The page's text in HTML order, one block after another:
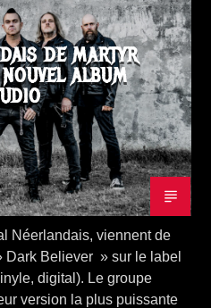
DE MARTYR
ALBUM
Néerlandais, viennent de
Believer » sur le label
digital). Le groupe
version la plus puissante